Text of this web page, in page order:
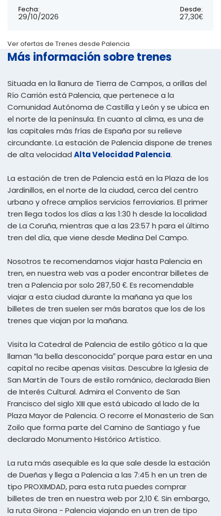
Fecha:
29/10/2026
Desde:
27,30€
Ver ofertas de Trenes desde Palencia
Más información sobre trenes
Situada en la llanura de Tierra de Campos, a orillas del
Río Carrión está Palencia, que pertenece a la
Comunidad Autónoma de Castilla y León y se ubica en
el norte de la península. En cuanto al clima, es una de
las capitales más frías de España por su relieve
circundante. La estación de Palencia dispone de trenes
de alta velocidad Alta Velocidad Palencia.
La estación de tren de Palencia está en la Plaza de los
Jardinillos, en el norte de la ciudad, cerca del centro
urbano y ofrece amplios servicios ferroviarios. El primer
tren llega todos los días a las 1:30 h desde la localidad
de La Coruña, mientras que a las 23:57 h para el último
tren del día, que viene desde Medina Del Campo.
Nosotros te recomendamos viajar hasta Palencia en
tren, en nuestra web vas a poder encontrar billetes de
tren a Palencia por solo 287,50 €. Es recomendable
viajar a esta ciudad durante la mañana ya que los
billetes de tren suelen ser más baratos que los de los
trenes que viajan por la mañana.
Visita la Catedral de Palencia de estilo gótico a la que
llaman “la bella desconocida” porque para estar en una
capital no recibe apenas visitas. Descubre la Iglesia de
San Martín de Tours de estilo románico, declarada Bien
de Interés Cultural. Admira el Convento de San
Francisco del siglo XIII que está ubicado al lado de la
Plaza Mayor de Palencia. O recorre el Monasterio de San
Zoilo que forma parte del Camino de Santiago y fue
declarado Monumento Histórico Artístico.
La ruta más asequible es la que sale desde la estación
de Dueñas y llega a Palencia a las 7:45 h en un tren de
tipo PROXIMDAD, para esta ruta puedes comprar
billetes de tren en nuestra web por 2,10 €. Sin embargo,
la ruta Girona - Palencia viajando en un tren de tipo